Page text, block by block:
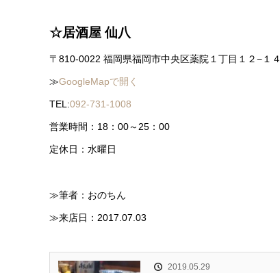
☆居酒屋 仙八
〒810-0022 福岡県福岡市中央区薬院１丁目１２−１４
≫GoogleMapで開く
TEL:092-731-1008
営業時間：18：00～25：00
定休日：水曜日
≫筆者：おのちん
≫来店日：2017.07.03
2019.05.29